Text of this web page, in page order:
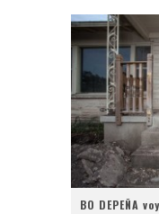
BO DEPEÑA